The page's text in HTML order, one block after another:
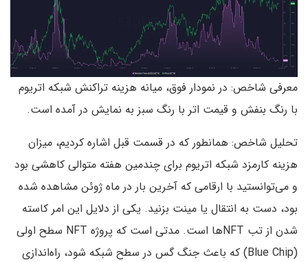
معرفی شاخص: در نمودار فوق، میانه هزینه تراکنش شبکه اتریوم
با رنگ بنفش و قیمت اتر با رنگ سبز به نمایش در آمده است.
تحلیل شاخص: همانطور که در قسمت قبل اشاره کردیم، میزان
هزینه کارمزد شبکه اتریوم برای چندمین هفته متوالی کاهشی بود
و می‌توانستید با ارقامی که آخرین بار در ماه ژوئن مشاهده شده
بود، دست به انتقال یا مینت بزنید. یکی از دلایل این امر کاسته
شدن از تب NFTها است. مدتی است که پروژه NFT سطح اولی
(Blue Chip) که باعث جنگ گس در سطح شبکه شود، راه‌اندازی